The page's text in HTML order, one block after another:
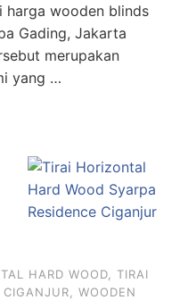
harga wooden blinds
Gading, Jakarta
merupakan
yang …
HARD WOOD
TIRAI
WOODEN